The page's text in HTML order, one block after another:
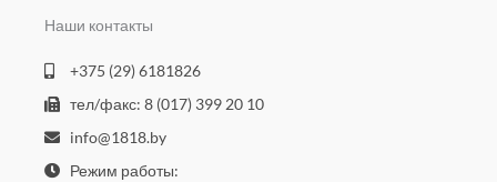
Наши контакты
+375 (29) 6181826
тел/факс: 8 (017) 399 20 10
info@1818.by
Режим работы: